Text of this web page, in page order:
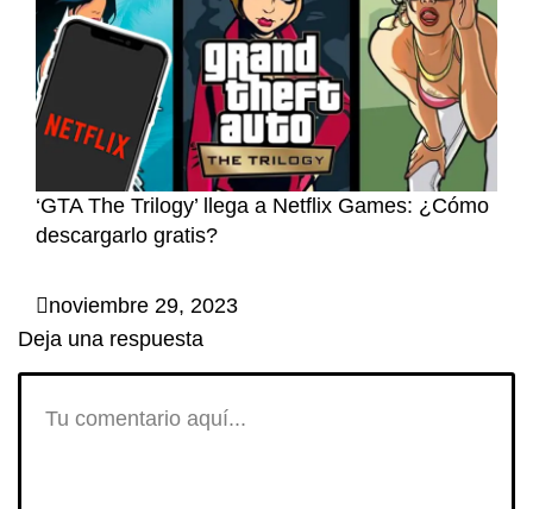
‘GTA The Trilogy’ llega a Netflix Games: ¿Cómo
descargarlo gratis?
noviembre 29, 2023
Deja una respuesta